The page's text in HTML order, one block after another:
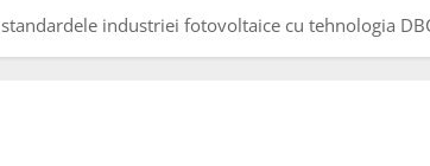
industriei fotovoltaice cu tehnologia